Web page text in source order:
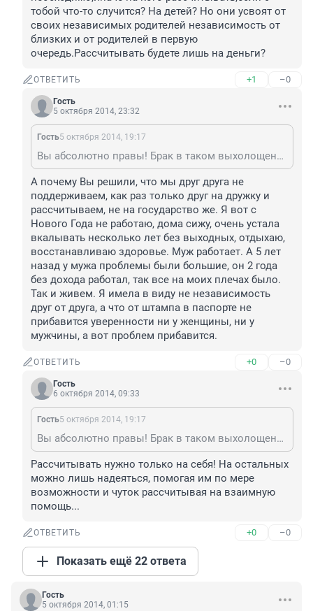
тобой что-то случится? На детей? Но они усвоят от
своих независимых родителей независимость от
близких и от родителей в первую
очередь.Рассчитывать будете лишь на деньги?
ОТВЕТИТЬ +1 –0
Гость
5 октября 2014, 23:32
Гость5 октября 2014, 19:17
Вы абсолютно правы! Брак в таком выхолощенном состоянии,как сейчас, не нужен. Но брать на себя ответственность за любимого человека необходимо,иначе на кого рассчитывать,если с тобой что-то случится? На детей? Но они усвоят от своих независимых родителей независимость от близких и от родителей в первую очередь.Рассчитывать будете лишь на деньги?
А почему Вы решили, что мы друг друга не
поддерживаем, как раз только друг на дружку и
рассчитываем, не на государство же. Я вот с
Нового Года не работаю, дома сижу, очень устала
вкалывать несколько лет без выходных, отдыхаю,
восстанавливаю здоровье. Муж работает. А 5 лет
назад у мужа проблемы были большие, он 2 года
без дохода работал, так все на моих плечах было.
Так и живем. Я имела в виду не независимость
друг от друга, а что от штампа в паспорте не
прибавится уверенности ни у женщины, ни у
мужчины, а вот проблем прибавится.
ОТВЕТИТЬ +0 –0
Гость
6 октября 2014, 09:33
Гость5 октября 2014, 19:17
Вы абсолютно правы! Брак в таком выхолощенном состоянии,как сейчас, не нужен. Но брать на себя ответственность за любимого человека необходимо,иначе на кого рассчитывать,если с тобой что-то случится? На детей? Но они усвоят от своих независимых родителей независимость от близких и от родителей в первую очередь.Рассчитывать будете лишь на деньги?
Рассчитывать нужно только на себя! На остальных
можно лишь надеяться, помогая им по мере
возможности и чуток рассчитывая на взаимную
помощь...
ОТВЕТИТЬ +0 –0
Показать ещё 22 ответа
Гость
5 октября 2014, 01:15